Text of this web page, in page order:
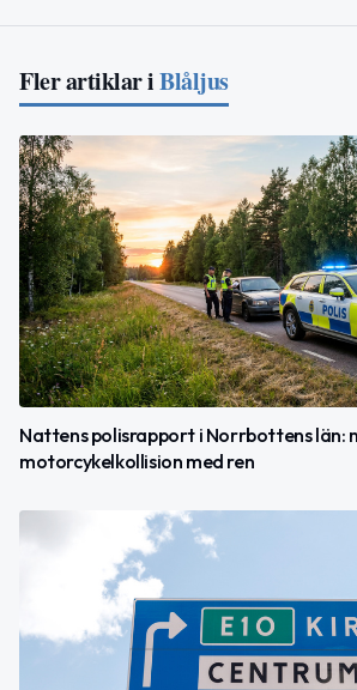
Fler artiklar iBlåljus
Nattens polisrapport i Norrbottens län:
motorcykelkollision med ren